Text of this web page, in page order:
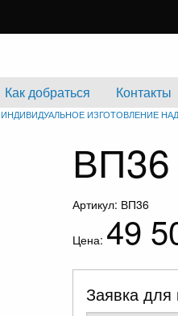
Как добраться Контакты
ИЗГОТОВЛЕНИЕ
ВП36
Артикул: ВП36
Цена: 49
Заявка для